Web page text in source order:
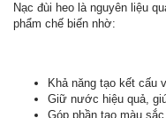
Nạc đùi heo là nguyên liệu
phẩm chế biến nhờ:
Khả năng tạo kết cấu
Giữ nước hiệu quả,
Góp phần tạo màu